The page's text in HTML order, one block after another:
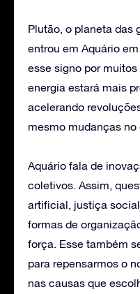
Plutão, o planeta das
entrou em Aquário
esse signo por
energia estará mais
acelerando
mesmo mudanças
Aquário fala de
coletivos. Assim,
artificial, justiça
formas de
força. Esse também
para repensarmos o
nas causas que